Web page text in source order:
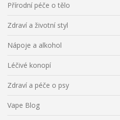
Přírodní péče o tělo
Zdraví a životní styl
Nápoje a alkohol
Léčivé konopí
Zdraví a péče o psy
Vape Blog